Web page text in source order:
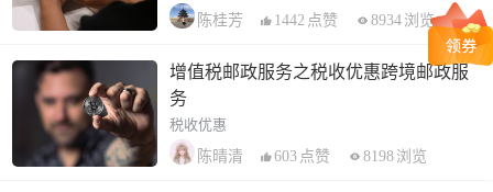
陈桂芳
1442 点赞 8934 浏览
增值税邮政服务之税收优惠跨境邮政服
务
税收优惠
陈晴清
603 点赞 8198 浏览